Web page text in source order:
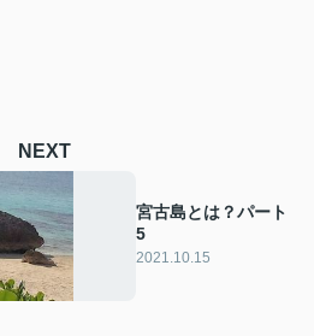
NEXT
宮古島とは？パート
5
2021.10.15